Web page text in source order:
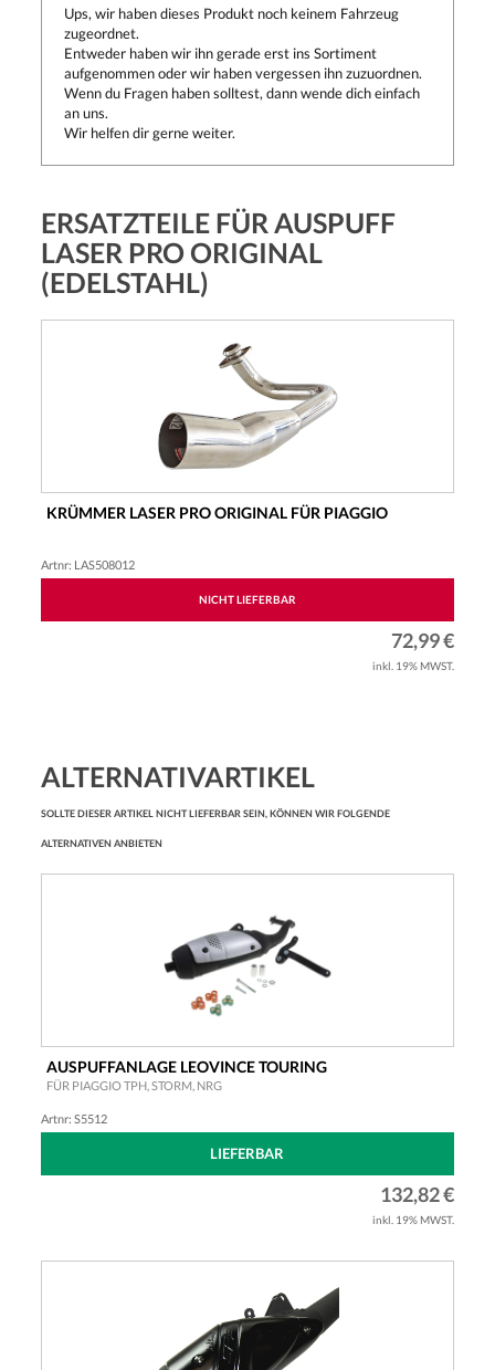
Ups, wir haben dieses Produkt noch keinem Fahrzeug
zugeordnet.
Entweder haben wir ihn gerade erst ins Sortiment
aufgenommen oder wir haben vergessen ihn zuzuordnen.
Wenn du Fragen haben solltest, dann wende dich einfach
an uns.
Wir helfen dir gerne weiter.
ERSATZTEILE FÜR AUSPUFF
LASER PRO ORIGINAL
(EDELSTAHL)
KRÜMMER LASER PRO ORIGINAL FÜR PIAGGIO
Artnr: LAS508012
NICHT LIEFERBAR
72,99 €
inkl. 19% MWST.
ALTERNATIVARTIKEL
SOLLTE DIESER ARTIKEL NICHT LIEFERBAR SEIN, KÖNNEN WIR FOLGENDE
ALTERNATIVEN ANBIETEN
AUSPUFFANLAGE LEOVINCE TOURING
FÜR PIAGGIO TPH, STORM, NRG
Artnr: S5512
LIEFERBAR
132,82 €
inkl. 19% MWST.